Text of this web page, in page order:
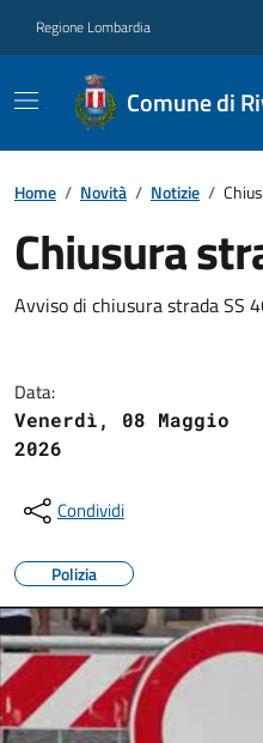
Regione Lombardia
Comune di
Home / Novità / Notizie /
Chiusura
Avviso di chiusura strada SS
Data:
Venerdì, 08 Maggio
2026
Condividi
Polizia